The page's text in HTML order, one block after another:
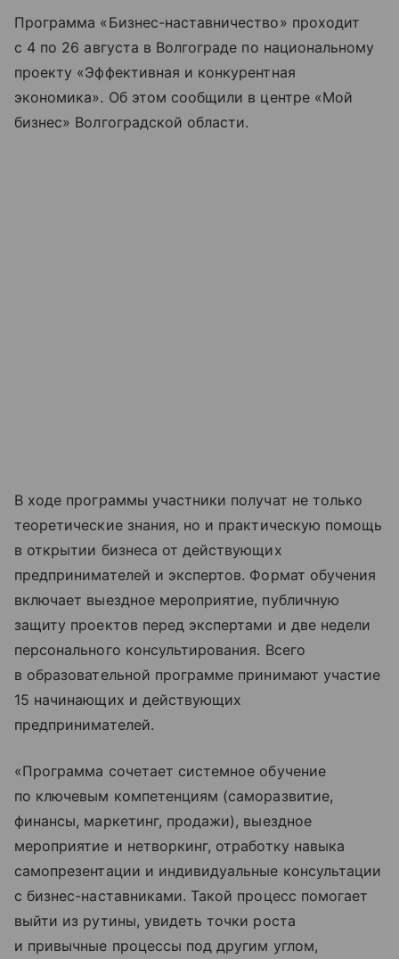
Программа «Бизнес-наставничество» проходит
с 4 по 26 августа в Волгограде по национальному
проекту «Эффективная и конкурентная
экономика». Об этом сообщили в центре «Мой
бизнес» Волгоградской области.
В ходе программы участники получат не только
теоретические знания, но и практическую помощь
в открытии бизнеса от действующих
предпринимателей и экспертов. Формат обучения
включает выездное мероприятие, публичную
защиту проектов перед экспертами и две недели
персонального консультирования. Всего
в образовательной программе принимают участие
15 начинающих и действующих
предпринимателей.
«Программа сочетает системное обучение
по ключевым компетенциям (саморазвитие,
финансы, маркетинг, продажи), выездное
мероприятие и нетворкинг, отработку навыка
самопрезентации и индивидуальные консультации
с бизнес-наставниками. Такой процесс помогает
выйти из рутины, увидеть точки роста
и привычные процессы под другим углом,